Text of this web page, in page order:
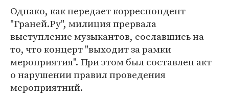
Однако, как передает корреспондент
"Граней.Ру", милиция прервала
выступление музыкантов, сославшись на
то, что концерт "выходит за рамки
мероприятия". При этом был составлен акт
о нарушении правил проведения
мероприятний.